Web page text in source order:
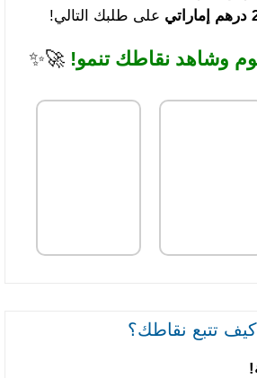
على طلبك التالي!
وشاهد نقاطك تنمو! 🚀✨
تتبع نقاطك؟